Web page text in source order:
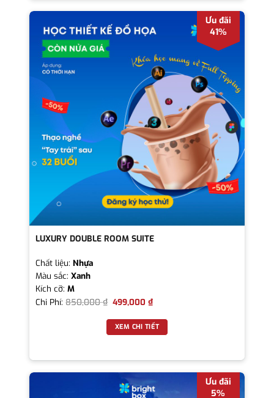
Ưu đãi
41%
LUXURY DOUBLE ROOM SUITE
Chất liệu: Nhựa
Màu sắc:Xanh
Kích cỡ:M
Chi Phí:850,000₫ 499,000₫
XEM CHI TIẾT
Ưu đãi
5%